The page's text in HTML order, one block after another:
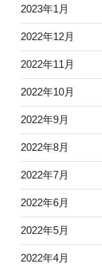
2023年1月
2022年12月
2022年11月
2022年10月
2022年9月
2022年8月
2022年7月
2022年6月
2022年5月
2022年4月